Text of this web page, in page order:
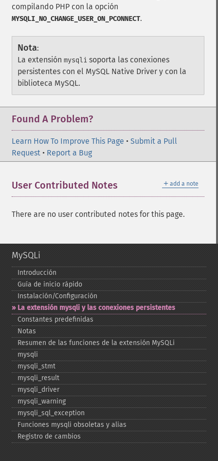
compilando PHP con la opción
MYSQLI_NO_CHANGE_USER_ON_PCONNECT.
Nota:
La extensión mysqli soporta las conexiones
persistentes con el MySQL Native Driver y con la
biblioteca MySQL.
Found A Problem?
Learn How To Improve This Page • Submit a Pull
Request • Report a Bug
＋ add a note
User Contributed Notes
There are no user contributed notes for this page.
MySQLi
Introducción
Guía de inicio rápido
Instalación/Configuración
La extensión mysqli y las conexiones persistentes
Constantes predefinidas
Notas
Resumen de las funciones de la extensión MySQLi
mysqli
mysqli_​stmt
mysqli_​result
mysqli_​driver
mysqli_​warning
mysqli_​sql_​exception
Funciones mysqli obsoletas y alias
Registro de cambios